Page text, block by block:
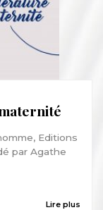
Editions
par Agathe
Lire plus